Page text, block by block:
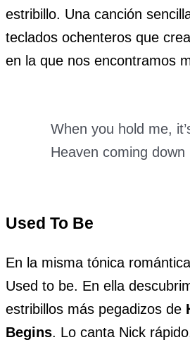
estribillo. Una canción
teclados ochenteros que
en la que nos encontramos
When you hold me,
Heaven coming down
Used To Be
En la misma tónica
Used to be. En ella
estribillos más pegadizos de
Begins. Lo canta Nick